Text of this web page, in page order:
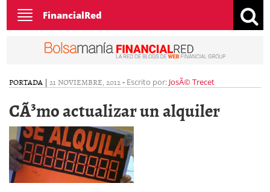
Toggle
navigation
FinancialRed
PORTADA | 21 NOVIEMBRE, 2012- Escrito por: JosÃ© Trecet
CÃ³mo actualizar un alquiler